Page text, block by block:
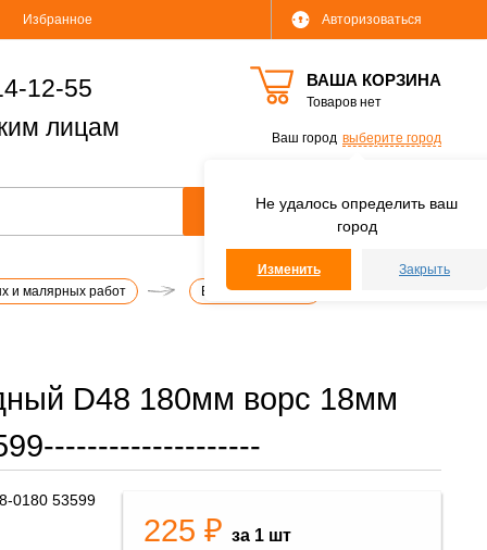
Не удалось определить ваш
город
Изменить Закрыть
Авторизоваться
Избранное
ВАША КОРЗИНА
Товаров нет
Ваш город выберите город
12-55
лицам
и малярных работ Валики и ёмкости
D48 180мм ворс 18мм
0180 53599
225 ₽за 1 шт